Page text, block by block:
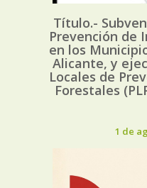
Título.-
Prevención de
en los
Alicante, y
Locales de
Forestales
1 de